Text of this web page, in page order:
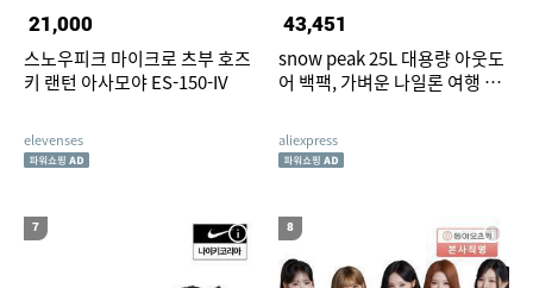
21,000
스노우피크 마이크로 츠부 호즈
키 랜턴 아사모야 ES-150-IV
elevenses
43,451
snow peak 25L 대용량 아웃도
어 백팩, 가벼운 나일론 여행 하
포츠 데이팩
aliexpress
7 8